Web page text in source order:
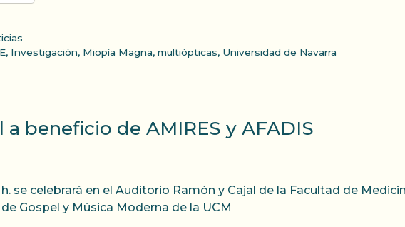
, Investigación, Miopía Magna, multiópticas, Universidad de Navarra
beneficio de AMIRES y AFADIS
se celebrará en el Auditorio Ramón y Cajal de la Facultad de
Gospel y Música Moderna de la UCM